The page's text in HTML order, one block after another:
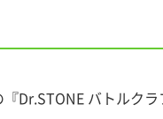
Dr.STONE バトルク